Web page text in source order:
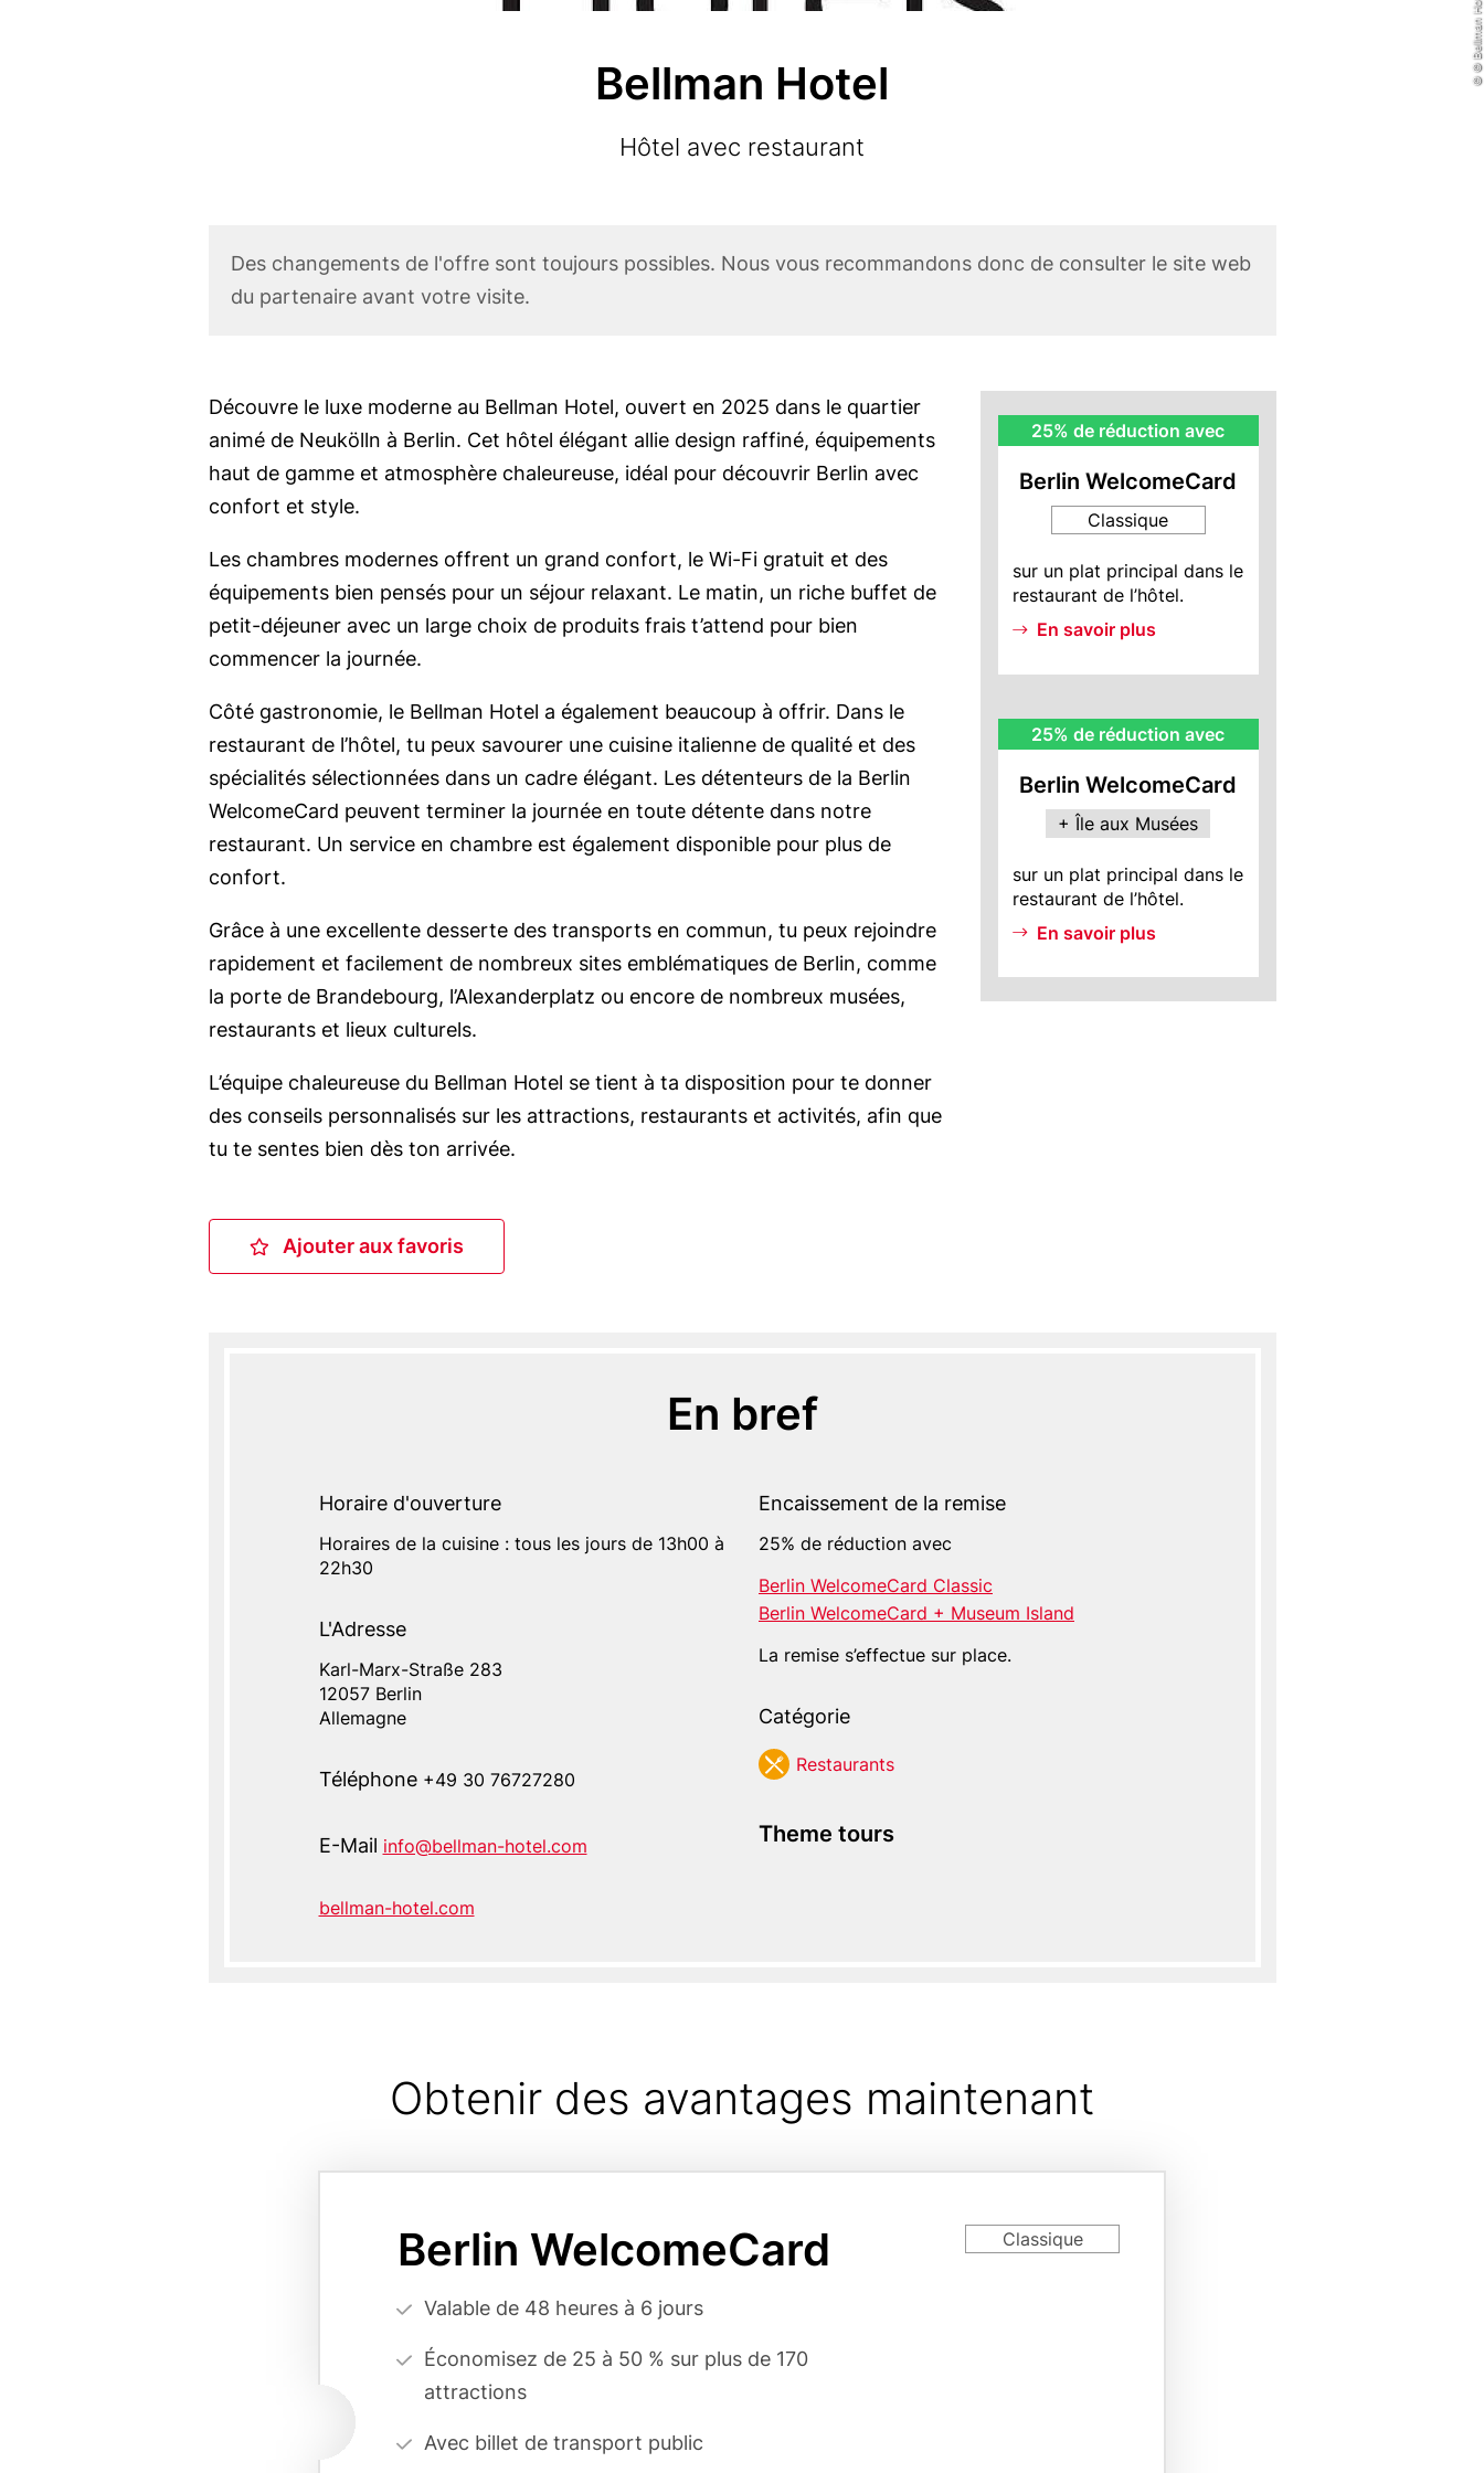
Bellman Hotel
Subtitle
Hôtel avec restaurant
Corona
Disclaimer
Des changements de l'offre sont toujours possibles. Nous vous recommandons donc de consulter le site web
du partenaire avant votre visite.
Body
Découvre le luxe moderne au Bellman Hotel, ouvert en 2025 dans le quartier
animé de Neukölln à Berlin. Cet hôtel élégant allie design raffiné, équipements
haut de gamme et atmosphère chaleureuse, idéal pour découvrir Berlin avec
confort et style.
Les chambres modernes offrent un grand confort, le Wi-Fi gratuit et des
équipements bien pensés pour un séjour relaxant. Le matin, un riche buffet de
petit-déjeuner avec un large choix de produits frais t’attend pour bien
commencer la journée.
Côté gastronomie, le Bellman Hotel a également beaucoup à offrir. Dans le
restaurant de l’hôtel, tu peux savourer une cuisine italienne de qualité et des
spécialités sélectionnées dans un cadre élégant. Les détenteurs de la Berlin
WelcomeCard peuvent terminer la journée en toute détente dans notre
restaurant. Un service en chambre est également disponible pour plus de
confort.
Grâce à une excellente desserte des transports en commun, tu peux rejoindre
rapidement et facilement de nombreux sites emblématiques de Berlin, comme
la porte de Brandebourg, l’Alexanderplatz ou encore de nombreux musées,
restaurants et lieux culturels.
L’équipe chaleureuse du Bellman Hotel se tient à ta disposition pour te donner
des conseils personnalisés sur les attractions, restaurants et activités, afin que
tu te sentes bien dès ton arrivée.
Ajouter aux favoris
Ajouter aux favoris
BWC
Rebate
25% de réduction avec
Berlin WelcomeCard
Classique
BWC
Info
sur un plat principal dans le
restaurant de l’hôtel.
En savoir plus
Rebate
25% de réduction avec
Berlin WelcomeCard
+ Île aux Musées
MI
Info
sur un plat principal dans le
restaurant de l’hôtel.
En savoir plus
En bref
Horaire d'ouverture
Horaires de la cuisine : tous les jours de 13h00 à
22h30
L'Adresse
L'Adresse
Karl-Marx-Straße 283
12057 Berlin
Allemagne
Téléphone +49 30 76727280
E-Mail info@bellman-hotel.com
Website
bellman-hotel.com
Encaissement de la remise
25% de réduction avec
Berlin WelcomeCard Classic
Berlin WelcomeCard + Museum Island
La remise s’effectue sur place.
Catégorie
Res­tau­rants
Theme tours
Obtenir des avantages maintenant
Berlin WelcomeCard
CardClassique
Vorteilsargumente
form)
Valable de 48 heures à 6 jours
Économisez de 25 à 50 % sur plus de 170
attractions
Avec billet de transport public